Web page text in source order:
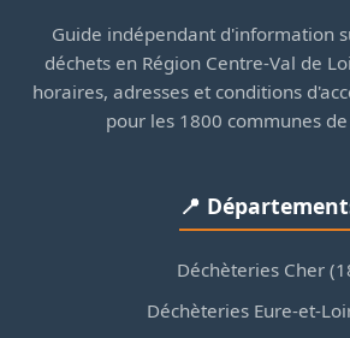
Guide indépendant d'information
déchets en Région Centre-Val de
horaires, adresses et conditions
pour les 1800 communes
📍
Déchèteries Cher
Déchèteries Eure-et-